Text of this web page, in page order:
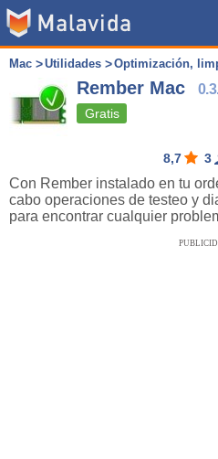
Mac Utilidades Optimización,
Rember Mac
Gratis
8,7 3
Con Rember instalado en tu
cabo operaciones de testeo y
para encontrar cualquier